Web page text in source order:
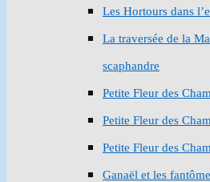
Les Hortours dans
La traversée de la
scaphandre
Petite Fleur des
Petite Fleur des
Petite Fleur des
Ganaël et les